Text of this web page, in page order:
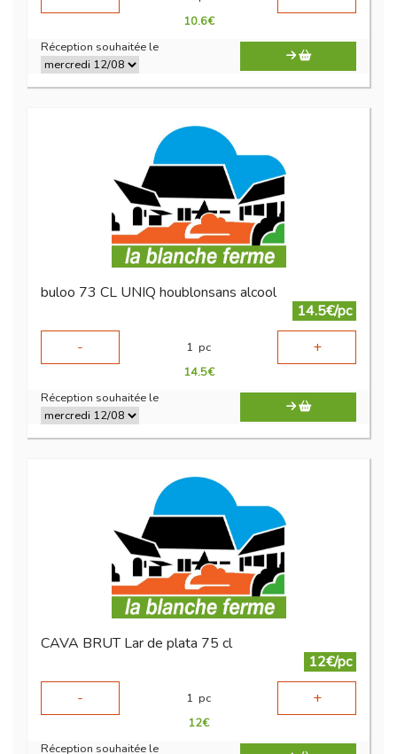
10.6€
Réception souhaitée le
buloo 73 CL UNIQ houblonsans alcool
14.5€/pc
-
1 pc +
14.5€
Réception souhaitée le
CAVA BRUT Lar de plata 75 cl
12€/pc
-
1 pc +
12€
Réception souhaitée le